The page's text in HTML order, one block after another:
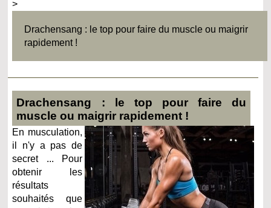
>
Drachensang : le top pour faire du muscle ou maigrir
rapidement !
Drachensang : le top pour faire du
muscle ou maigrir rapidement !
En musculation,
il n'y a pas de
secret ... Pour
obtenir les
résultats
souhaités que